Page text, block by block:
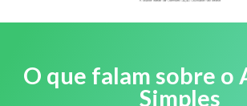
O que falam sobre o
Simples